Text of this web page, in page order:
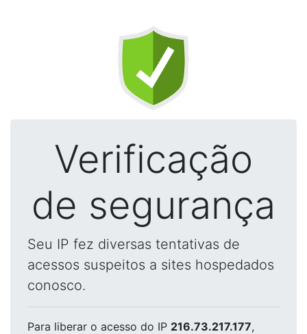
Verificação
de segurança
Seu IP fez diversas tentativas de
acessos suspeitos a sites hospedados
conosco.
Para liberar o acesso do IP 216.73.217.177,